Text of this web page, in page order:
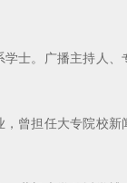
士。广播主持人
曾担任大专院校